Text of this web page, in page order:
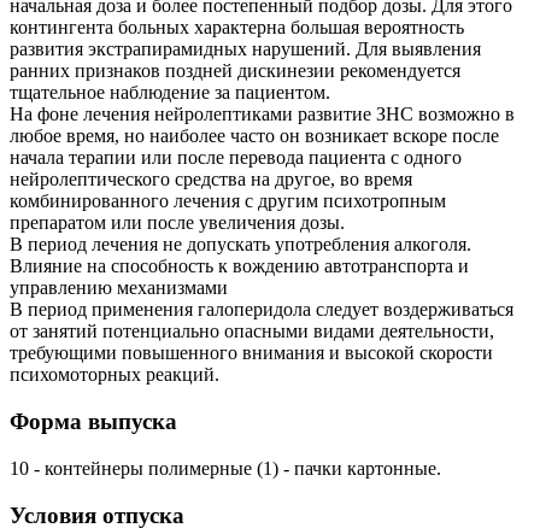
начальная доза и более постепенный подбор дозы. Для этого
контингента больных характерна большая вероятность
развития экстрапирамидных нарушений. Для выявления
ранних признаков поздней дискинезии рекомендуется
тщательное наблюдение за пациентом.
На фоне лечения нейролептиками развитие ЗНС возможно в
любое время, но наиболее часто он возникает вскоре после
начала терапии или после перевода пациента с одного
нейролептического средства на другое, во время
комбинированного лечения с другим психотропным
препаратом или после увеличения дозы.
В период лечения не допускать употребления алкоголя.
Влияние на способность к вождению автотранспорта и
управлению механизмами
В период применения галоперидола следует воздерживаться
от занятий потенциально опасными видами деятельности,
требующими повышенного внимания и высокой скорости
психомоторных реакций.
Форма выпуска
10 - контейнеры полимерные (1) - пачки картонные.
Условия отпуска